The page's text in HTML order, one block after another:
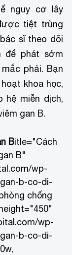
nguy cơ lây
tiệt trùng
sĩ theo dõi
để phát sớm
phải. Bạn
khoa học,
hệ miễn dịch,
gan B.
Bitle="Cách
B"
wp-
b-co-di-
chống
wp-
b-co-di-